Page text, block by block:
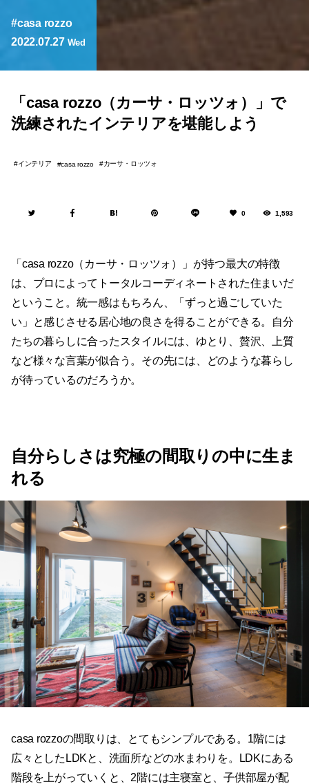
casa rozzo
2022.07.27 Wed
「casa rozzo（カーサ・ロッツォ）」で
洗練されたインテリアを堪能しよう
インテリア casa rozzo カーサ・ロッツォ
0 1,593
「casa rozzo（カーサ・ロッツォ）」が持つ最大の特徴
は、プロによってトータルコーディネートされた住まいだ
ということ。統一感はもちろん、「ずっと過ごしていた
い」と感じさせる居心地の良さを得ることができる。自分
たちの暮らしに合ったスタイルには、ゆとり、贅沢、上質
など様々な言葉が似合う。その先には、どのような暮らし
が待っているのだろうか。
自分らしさは究極の間取りの中に生ま
れる
casa rozzoの間取りは、とてもシンプルである。1階には
広々としたLDKと、洗面所などの水まわりを。LDKにある
階段を上がっていくと、2階には主寝室と、子供部屋が配